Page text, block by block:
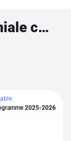
Déterminer le loi binomiale correspondant à une situation
2025-2026